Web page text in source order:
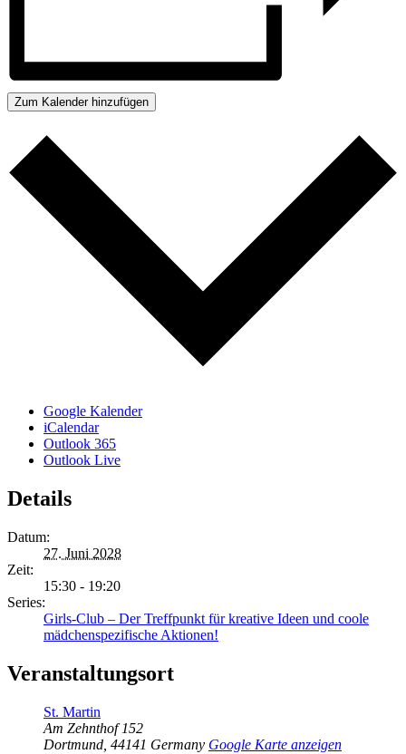
Zum Kalender hinzufügen
Google Kalender
iCalendar
Outlook 365
Outlook Live
Details
Datum:
27. Juni 2028
Zeit:
15:30 - 19:20
Series:
Girls-Club – Der Treffpunkt für kreative Ideen und coole
mädchenspezifische Aktionen!
Veranstaltungsort
St. Martin
Am Zehnthof 152
Dortmund 44141 Germany Google Karte anzeigen